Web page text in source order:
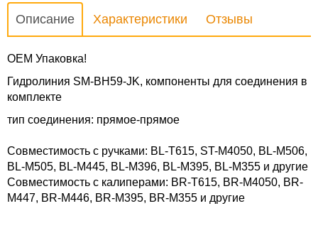
Описание Характеристики Отзывы
OEM Упаковка!
Гидролиния SM-BH59-JK, компоненты для соединения в
комплекте
тип соединения: прямое-прямое
Совместимость с ручками: BL-T615, ST-M4050, BL-M506,
BL-M505, BL-M445, BL-M396, BL-M395, BL-M355 и другие
Совместимость с калиперами: BR-T615, BR-M4050, BR-
M447, BR-M446, BR-M395, BR-M355 и другие